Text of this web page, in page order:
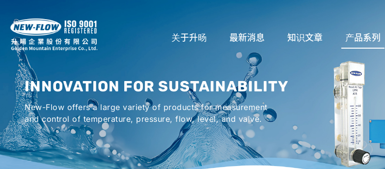
关于升旸
所在地
全球代理商
最新消息 知识文章
流量计应用完整解析
液位计的种类及运作
压力开关
产品系列
流量系列
液位系列
温度系列
压力系列
阀件系列
INNOVATION FOR SUSTAINABILITY
New-Flow offers a large variety of products for measurement
and control of temperature, pressure, flow, level, and valve.